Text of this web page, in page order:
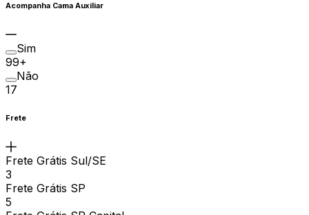
Acompanha Cama Auxiliar
Sim
99+
Não
17
Frete
Frete Grátis Sul/SE
3
Frete Grátis SP
5